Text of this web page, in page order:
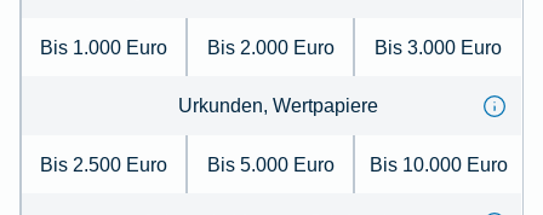
Bis 1.000 Euro Bis 2.000 Euro Bis 3.000 Euro
Urkunden, Wertpapiere
Bis 2.500 Euro Bis 5.000 Euro Bis 10.000 Euro